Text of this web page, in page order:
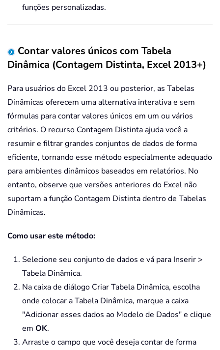
funções personalizadas.
Contar valores únicos com Tabela
Dinâmica (Contagem Distinta, Excel 2013+)
Para usuários do Excel 2013 ou posterior, as Tabelas
Dinâmicas oferecem uma alternativa interativa e sem
fórmulas para contar valores únicos em um ou vários
critérios. O recurso Contagem Distinta ajuda você a
resumir e filtrar grandes conjuntos de dados de forma
eficiente, tornando esse método especialmente adequado
para ambientes dinâmicos baseados em relatórios. No
entanto, observe que versões anteriores do Excel não
suportam a função Contagem Distinta dentro de Tabelas
Dinâmicas.
Como usar este método:
Selecione seu conjunto de dados e vá para Inserir >
Tabela Dinâmica.
Na caixa de diálogo Criar Tabela Dinâmica, escolha
onde colocar a Tabela Dinâmica, marque a caixa
"Adicionar esses dados ao Modelo de Dados" e clique
em OK.
Arraste o campo que você deseja contar de forma